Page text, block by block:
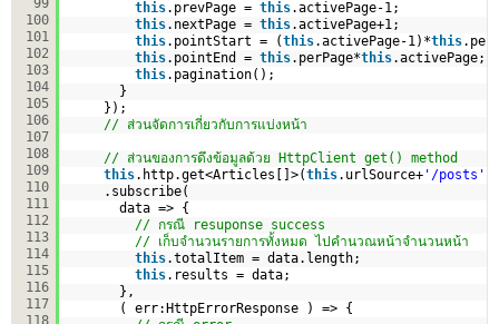
100
101
102
103
104
105
106
107
108
109
110
111
112
113
114
115
116
117
118
this.prevPage = this.activePage-1;
this.nextPage = this.activePage+1;
this.pointStart = (this.activePage-1)*this
this.pointEnd = this.perPage*this.activePage;
this.pagination();
}
});
// ส่วนจัดการเกี่ยวกับการแบ่งหน้า
// ส่วนของการดึงข้อมูลด้วย HttpClient get() method
this.http.get<Articles[]>(this.urlSource+ '/posts'
.subscribe(
data => {
// กรณี resuponse success
// เก็บจำนวนรายการทั้งหมด ไปคำนวณหน้าจำนวนหน้า
this.totalItem = data.length;
this.results = data;
},
( err:HttpErrorResponse ) => {